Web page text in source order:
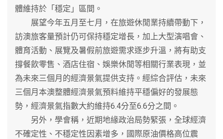
體維持於「穩定」區間。
展望今年五月至七月，在旅遊休閒業持續帶動下，
訪澳旅客量預計仍可保持穩定增長，加上大型演唱會、
體育活動、展覽及暑假前旅遊需求逐步升溫，將有助支
撐餐飲零售、酒店住宿、娛樂休閒等相關行業表現，並
為未來三個月的經濟景氣提供支持。經綜合評估，未來
三個月本澳整體經濟景氣預料維持平穩偏好的發展態
勢，經濟景氣指數大約維持6.4分至6.6分之間。
另外，學會稱，近期地緣政治局勢緊張，全球經濟
不確定性、不穩定性因素增多，國際原油價格高位震